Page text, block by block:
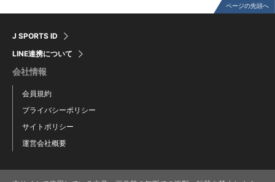
J SPORTS ID
LINE連携について
会社情報
会員規約
プライバシーポリシー
サイトポリシー
運営会社概要
ページの先頭へ